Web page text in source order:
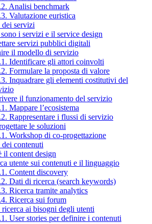
Analisi benchmark
Valutazione euristica
dei servizi
i servizi e il service design
servizi pubblici digitali
il modello di servizio
Identificare gli attori coinvolti
Formulare la proposta di valore
Inquadrare gli elementi costitutivi del
il funzionamento del servizio
Mappare l’ecosistema
Rappresentare i flussi di servizio
le soluzioni
Workshop di co-progettazione
contenuti
il content design
utente sui contenuti e il linguaggio
Content discovery
Dati di ricerca (search keywords)
Ricerca tramite analytics
Ricerca sui forum
ai bisogni degli utenti
User stories per definire i contenuti